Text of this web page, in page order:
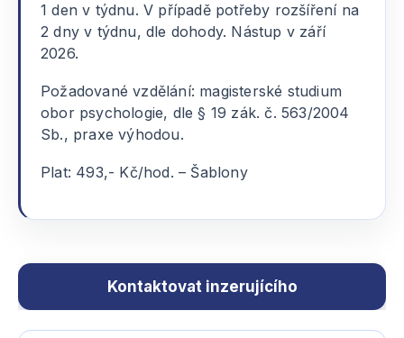
1 den v týdnu. V případě potřeby rozšíření na
2 dny v týdnu, dle dohody. Nástup v září
2026.
Požadované vzdělání: magisterské studium
obor psychologie, dle § 19 zák. č. 563/2004
Sb., praxe výhodou.
Plat: 493,- Kč/hod. – Šablony